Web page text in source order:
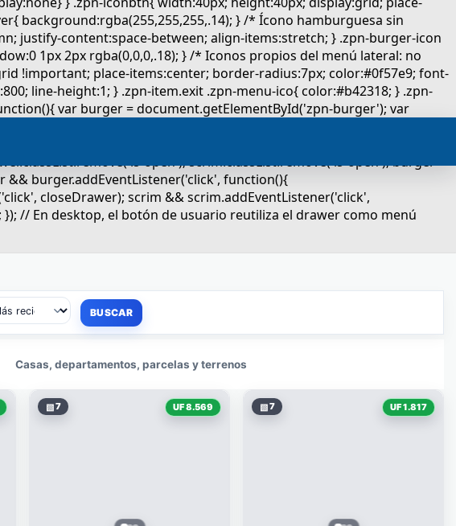
Casas, departamentos, parcelas y terrenos
▧7 UF 8.569 ▧7 UF 1.817